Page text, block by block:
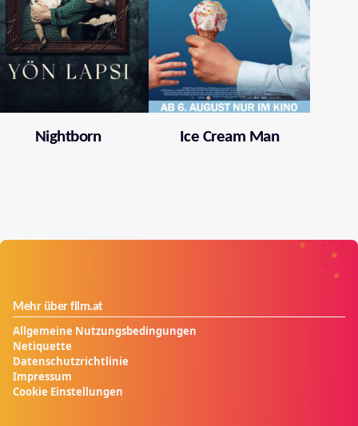
Nightborn Ice Cream Man
Mehr über film.at
Allgemeine Nutzungsbedingungen
Netiquette
Datenschutzrichtlinie
Impressum
Cookie Einstellungen